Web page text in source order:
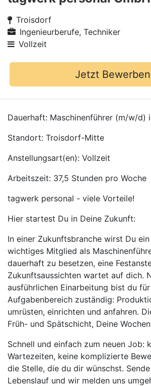
Troisdorf
Ingenieurberufe, Techniker
Vollzeit
Jetzt Bewerben
Dauerhaft: Maschinenführer (m/w/d)
Standort: Troisdorf-Mitte
Anstellungsart(en): Vollzeit
Arbeitszeit: 37,5 Stunden pro Woche
tagwerk personal - viele Vorteile!
Hier startest Du in Deine Zukunft:
In einer Zukunftsbranche wirst Du
wichtiges Mitglied als
dauerhaft zu besetzen, eine
Zukunftsaussichten wartet auf dich.
ausführlichen Einarbeitung bist du
Aufgabenbereich zuständig:
umrüsten, einrichten und anfahren.
Früh- und Spätschicht, Deine
Schnell und einfach zum neuen Job:
Wartezeiten, keine komplizierte
die Stelle, die du dir wünschst.
Lebenslauf und wir melden uns